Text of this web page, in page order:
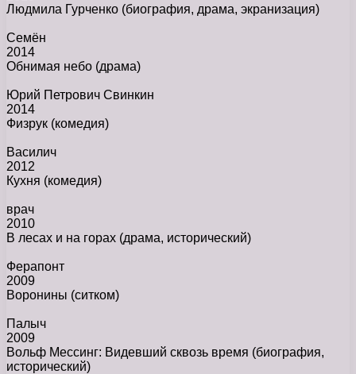
Людмила Гурченко (биография, драма, экранизация)
Семён
2014
Обнимая небо (драма)
Юрий Петрович Свинкин
2014
Физрук (комедия)
Василич
2012
Кухня (комедия)
врач
2010
В лесах и на горах (драма, исторический)
Ферапонт
2009
Воронины (ситком)
Палыч
2009
Вольф Мессинг: Видевший сквозь время (биография,
исторический)